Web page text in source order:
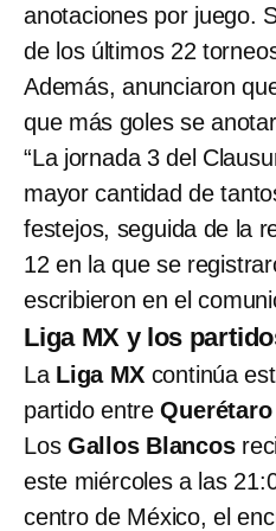
anotaciones por juego.
de los últimos 22
Además, anunciaron
que más goles se
“La jornada 3 del
mayor cantidad de
festejos, seguida de la
12 en la que se
escribieron en el
Liga MX y los
La Liga MX continúa
partido entre
Los Gallos Blancos
este miércoles a las
centro de México, el